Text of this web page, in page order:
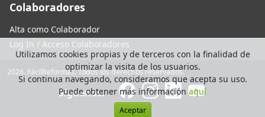
Utilizamos cookies propias y de terceros con la finalidad de
optimizar la visita de los usuarios.
Si continua navegando, consideramos que acepta su uso.
Puede obtener más informaciónaquí
Aceptar
Colaboradores
Alta como Colaborador
Log In / Acceso Colaboradores
2026. FácilReformas. Todos los derechos reservados.
Síguenos: